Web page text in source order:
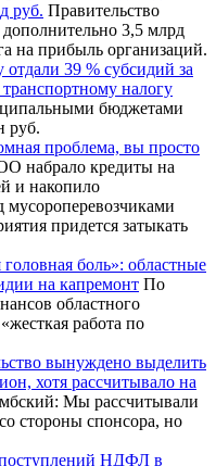
руб. Правительство
3,5 млрд
на прибыль организаций.
отдали 39 % субсидий за
налогу
бюджетами
руб.
проблема, вы просто
набрало кредиты на
и накопило
мусороперевозчиками
придется затыкать
боль»: областные
на капремонт По
областного
работа по
вынуждено выделить
хотя рассчитывало на
Мы рассчитывали
стороны спонсора, но
НДФЛ в